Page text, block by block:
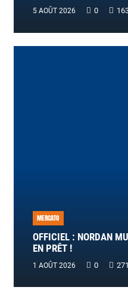
5 AOÛT 2026 0
MERCATO
OFFICIEL : NORDAN
EN PRÊT !
1 AOÛT 2026 0 271